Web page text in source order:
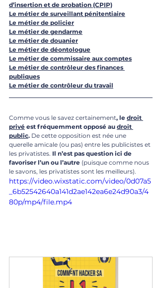
d’insertion et de probation (CPIP)
Le métier de surveillant pénitentiaire
Le métier de policier
Le métier de gendarme
Le métier de douanier
Le métier de déontologue
Le métier de commissaire aux comptes
Le métier de contrôleur des finances
publiques
Le métier de contrôleur du travail
Comme vous le savez certainement, le droit
privé est fréquemment opposé au droit
public. De cette opposition est née une
querelle amicale (ou pas) entre les publicistes et
les privatistes. Il n’est pas question ici de
favoriser l’un ou l’autre (puisque comme nous
le savons, les privatistes sont les meilleurs).
https://video.wixstatic.com/video/0d07a5
_6b52542640a141d2ae142ea6e24d90a3/4
80p/mp4/file.mp4